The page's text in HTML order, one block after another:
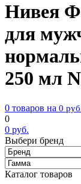
Нивея
для
250 мл
0 товаров на 0
0
0 руб.
Выбери бренд
Каталог товаров